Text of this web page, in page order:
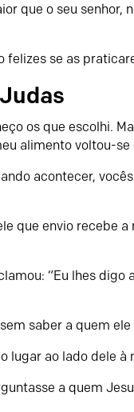
que o seu senhor,
felizes se as
os que escolhi.
alimento voltou-se
acontecer,
que envio recebe a
“Eu lhes digo
saber a quem ele
lugar ao lado dele à
a quem